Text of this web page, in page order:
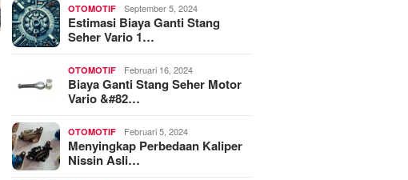
OTOMOTIF September 5, 2024
Estimasi Biaya Ganti Stang
Seher Vario 1…
OTOMOTIF Februari 16, 2024
Biaya Ganti Stang Seher Motor
Vario &#82…
OTOMOTIF Februari 5, 2024
Menyingkap Perbedaan Kaliper
Nissin Asli…